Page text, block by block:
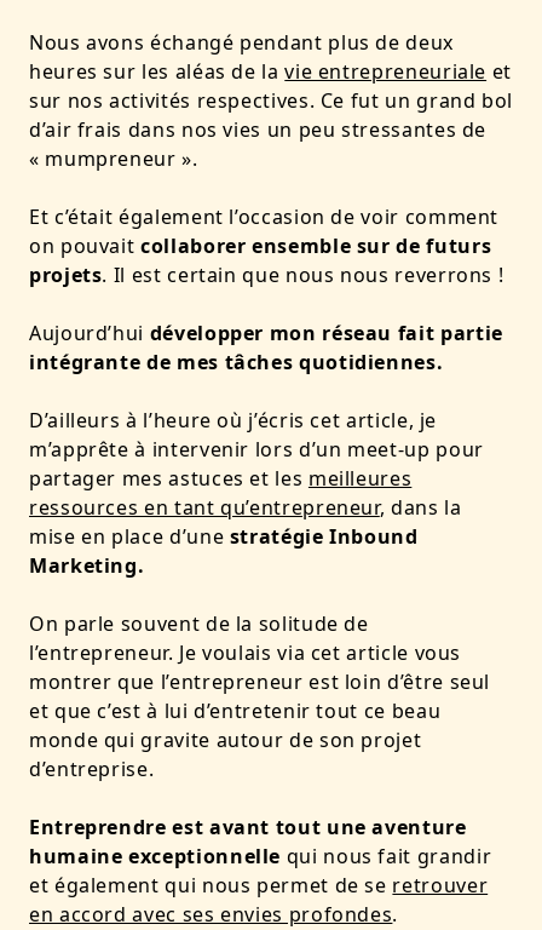
Nous avons échangé pendant plus de deux
heures sur les aléas de lavie entrepreneuriale et
sur nos activités respectives. Ce fut un grand bol
d’air frais dans nos vies un peu stressantes de
« mumpreneur ».
Et c’était également l’occasion de voir comment
on pouvait collaborer ensemble sur de futurs
projets. Il est certain que nous nous reverrons !
Aujourd’hui développer mon réseau fait partie
intégrante de mes tâches quotidiennes.
D’ailleurs à l’heure où j’écris cet article, je
m’apprête à intervenir lors d’un meet-up pour
partager mes astuces et les meilleures
ressources en tant qu’entrepreneur, dans la
mise en place d’une stratégie Inbound
Marketing.
On parle souvent de la solitude de
l’entrepreneur. Je voulais via cet article vous
montrer que l’entrepreneur est loin d’être seul
et que c’est à lui d’entretenir tout ce beau
monde qui gravite autour de son projet
d’entreprise.
Entreprendre est avant tout une aventure
humaine exceptionnelle qui nous fait grandir
et également qui nous permet de se retrouver
en accord avec ses envies profondes.